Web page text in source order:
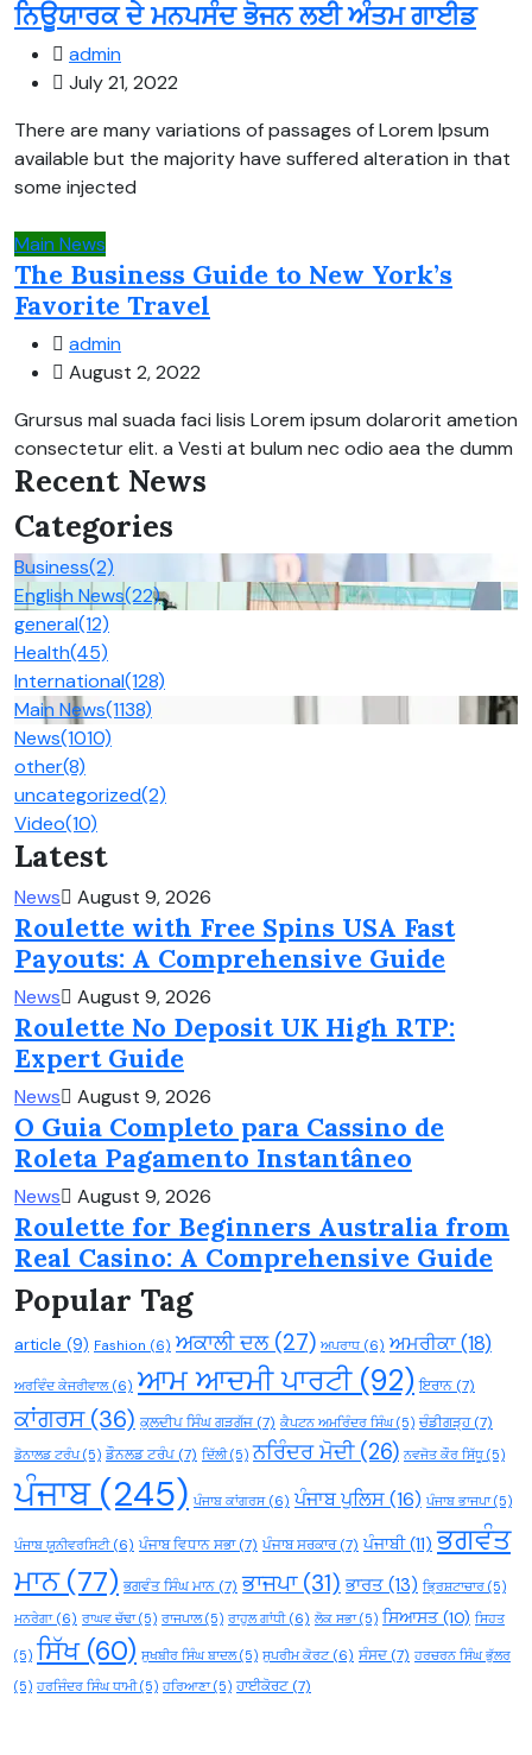
ਨਿਊਯਾਰਕ ਦੇ ਮਨਪਸੰਦ ਭੋਜਨ ਲਈ ਅੰਤਮ ਗਾਈਡ
admin
July 21, 2022
There are many variations of passages of Lorem Ipsum
available but the majority have suffered alteration in that
some injected
Main News
The Business Guide to New York’s
Favorite Travel
admin
August 2, 2022
Grursus mal suada faci lisis Lorem ipsum dolarorit ametion
consectetur elit. a Vesti at bulum nec odio aea the dumm
Recent News
Categories
Business(2)
English News(22)
general(12)
Health(45)
International(128)
Main News(1138)
News(1010)
other(8)
uncategorized(2)
Video(10)
Latest
News August 9, 2026
Roulette with Free Spins USA Fast
Payouts: A Comprehensive Guide
News August 9, 2026
Roulette No Deposit UK High RTP:
Expert Guide
News August 9, 2026
O Guia Completo para Cassino de
Roleta Pagamento Instantâneo
News August 9, 2026
Roulette for Beginners Australia from
Real Casino: A Comprehensive Guide
Popular Tag
article (9) Fashion (6) ਅਕਾਲੀ ਦਲ(27) ਅਪਰਾਧ (6) ਅਮਰੀਕਾ(18)
ਅਰਵਿੰਦ ਕੇਜਰੀਵਾਲ(6) ਆਮ ਆਦਮੀ ਪਾਰਟੀ(92) ਇਰਾਨ (7)
ਕਾਂਗਰਸ(36) ਕੁਲਦੀਪ ਸਿੰਘ ਗੜਗੱਜ (7) ਕੈਪਟਨ ਅਮਰਿੰਦਰ ਸਿੰਘ(5) ਚੰਡੀਗੜ੍ਹ(7)
ਡੋਨਾਲਡ ਟਰੰਪ(5) ਡੌਨਲਡ ਟਰੰਪ (7) ਦਿੱਲੀ(5) ਨਰਿੰਦਰ ਮੋਦੀ(26) ਨਵਜੋਤ ਕੌਰ ਸਿੱਧੂ (5)
ਪੰਜਾਬ(245) ਪੰਜਾਬ ਕਾਂਗਰਸ(6) ਪੰਜਾਬ ਪੁਲਿਸ(16) ਪੰਜਾਬ ਭਾਜਪਾ(5)
ਪੰਜਾਬ ਯੂਨੀਵਰਸਿਟੀ(6) ਪੰਜਾਬ ਵਿਧਾਨ ਸਭਾ(7) ਪੰਜਾਬ ਸਰਕਾਰ(7) ਪੰਜਾਬੀ(11) ਭਗਵੰਤ
ਮਾਨ(77) ਭਗਵੰਤ ਸਿੰਘ ਮਾਨ (7) ਭਾਜਪਾ(31) ਭਾਰਤ (13) ਭ੍ਰਿਸ਼ਟਾਚਾਰ (5)
ਮਨਰੇਗਾ(6) ਰਾਘਵ ਚੱਢਾ(5) ਰਾਜਪਾਲ(5) ਰਾਹੁਲ ਗਾਂਧੀ(6) ਲੋਕ ਸਭਾ(5) ਸਿਆਸਤ(10) ਸਿਹਤ
(5) ਸਿੱਖ(60) ਸੁਖਬੀਰ ਸਿੰਘ ਬਾਦਲ(5) ਸੁਪਰੀਮ ਕੋਰਟ(6) ਸੰਸਦ (7) ਹਰਚਰਨ ਸਿੰਘ ਭੁੱਲਰ
(5) ਹਰਜਿੰਦਰ ਸਿੰਘ ਧਾਮੀ(5) ਹਰਿਆਣਾ(5) ਹਾਈਕੋਰਟ (7)